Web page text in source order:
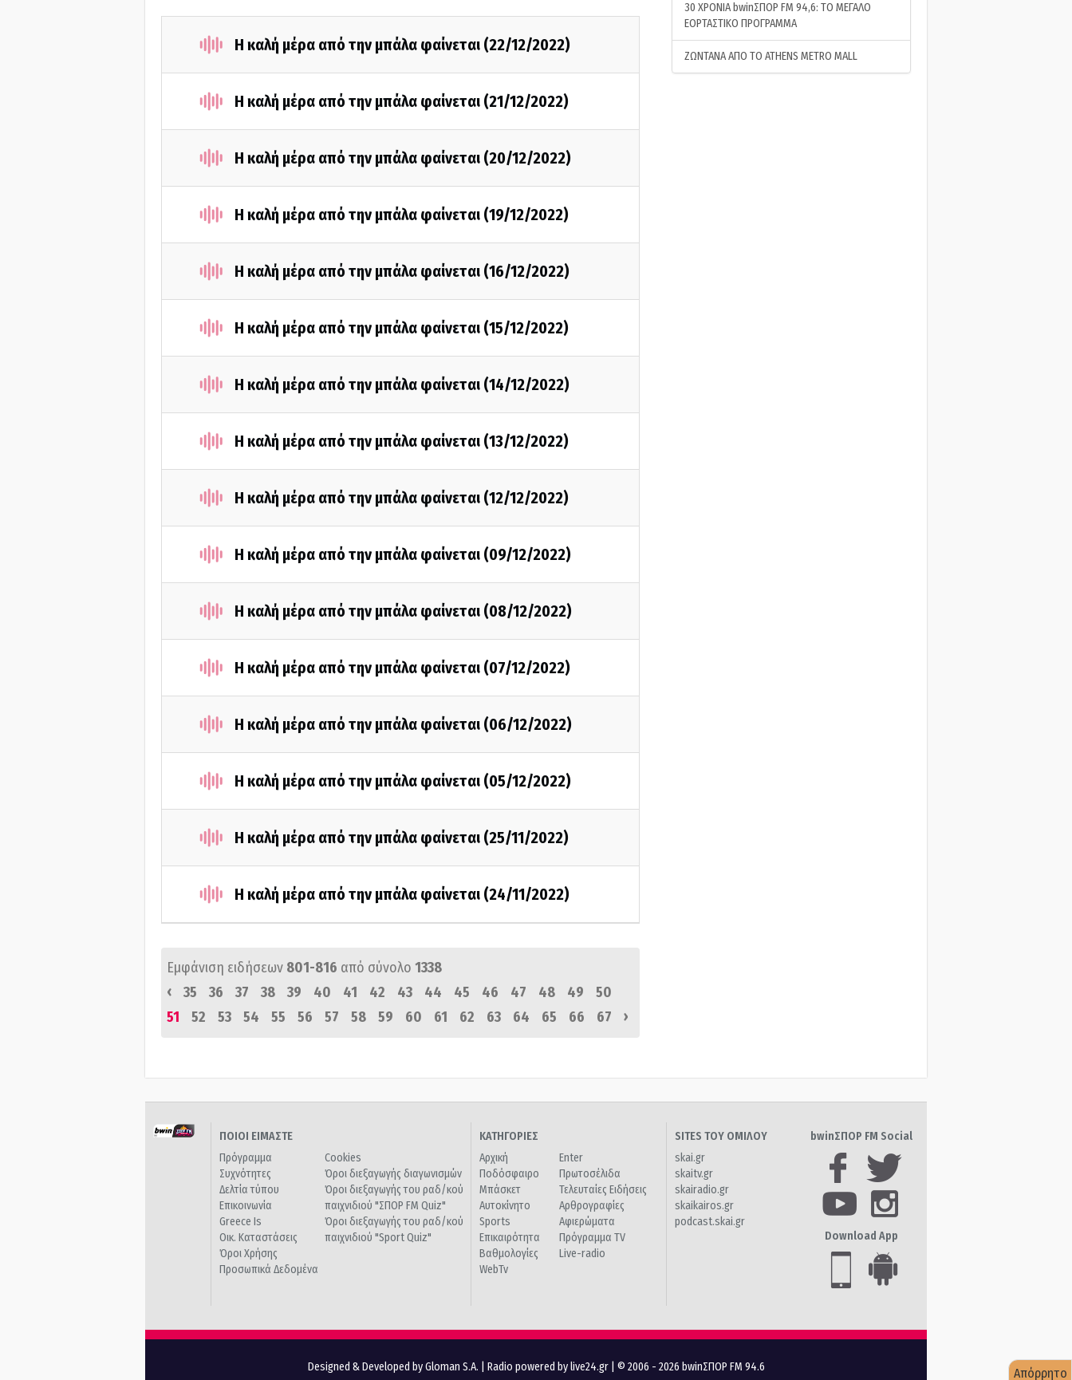
Η καλή μέρα από την μπάλα φαίνεται (22/12/2022)
Η καλή μέρα από την μπάλα φαίνεται (21/12/2022)
Η καλή μέρα από την μπάλα φαίνεται (20/12/2022)
Η καλή μέρα από την μπάλα φαίνεται (19/12/2022)
Η καλή μέρα από την μπάλα φαίνεται (16/12/2022)
Η καλή μέρα από την μπάλα φαίνεται (15/12/2022)
Η καλή μέρα από την μπάλα φαίνεται (14/12/2022)
Η καλή μέρα από την μπάλα φαίνεται (13/12/2022)
Η καλή μέρα από την μπάλα φαίνεται (12/12/2022)
Η καλή μέρα από την μπάλα φαίνεται (09/12/2022)
Η καλή μέρα από την μπάλα φαίνεται (08/12/2022)
Η καλή μέρα από την μπάλα φαίνεται (07/12/2022)
Η καλή μέρα από την μπάλα φαίνεται (06/12/2022)
Η καλή μέρα από την μπάλα φαίνεται (05/12/2022)
Η καλή μέρα από την μπάλα φαίνεται (25/11/2022)
Η καλή μέρα από την μπάλα φαίνεται (24/11/2022)
Εμφάνιση ειδήσεων 801-816 από σύνολο 1338
‹
35 36 37 38 39 40 41 42 43 44 45 46 47 48 49
50
51
52 53 54 55 56 57 58 59 60 61 62 63 64 65 66 67 ›
30 ΧΡΟΝΙΑ bwinΣΠΟΡ FM 94,6: ΤΟ ΜΕΓΑΛΟ
ΕΟΡΤΑΣΤΙΚΟ ΠΡΟΓΡΑΜΜΑ
ΖΩΝΤΑΝΑ ΑΠΟ ΤΟ ATHENS METRO MALL
ΠΟΙΟΙ ΕΙΜΑΣΤΕ
Πρόγραμμα
Συχνότητες
Δελτία τύπου
Επικοινωνία
Greece Is
Οικ. Καταστάσεις
Όροι Χρήσης
Προσωπικά Δεδομένα
Cookies
Όροι διεξαγωγής διαγωνισμών
Όροι διεξαγωγής του ραδ/κού
παιχνιδιού "ΣΠΟΡ FM Quiz"
Όροι διεξαγωγής του ραδ/κού
παιχνιδιού "Sport Quiz"
ΚΑΤΗΓΟΡΙΕΣ
Αρχική
Ποδόσφαιρο
Μπάσκετ
Αυτοκίνητο
Sports
Επικαιρότητα
Βαθμολογίες
WebTv
Enter
Πρωτοσέλιδα
Τελευταίες Ειδήσεις
Αρθρογραφίες
Αφιερώματα
Πρόγραμμα TV
Live-radio
SITES ΤΟΥ ΟΜΙΛΟΥ
skai.gr
skaitv.gr
skairadio.gr
skaikairos.gr
podcast.skai.gr
bwinΣΠΟΡ FM Social
Download App
Designed & Developed by Gloman S.A. Radio powered by live24.gr | © 2006 - 2026 bwinΣΠΟΡ FM 94.6 Απόρρητο